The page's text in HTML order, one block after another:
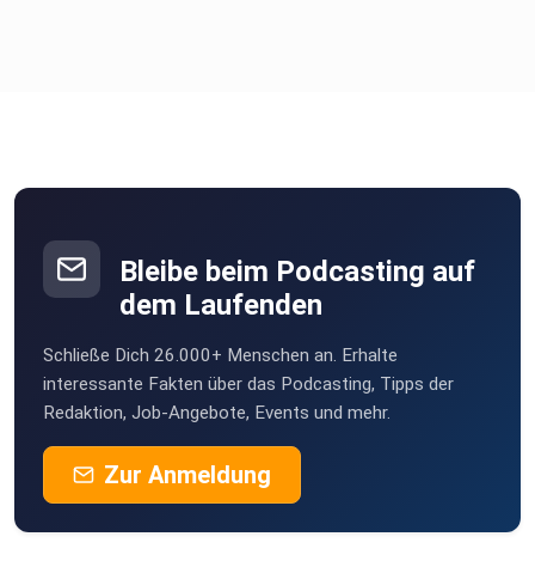
Bleibe beim Podcasting auf
dem Laufenden
Schließe Dich 26.000+ Menschen an. Erhalte
interessante Fakten über das Podcasting, Tipps der
Redaktion, Job-Angebote, Events und mehr.
Zur Anmeldung